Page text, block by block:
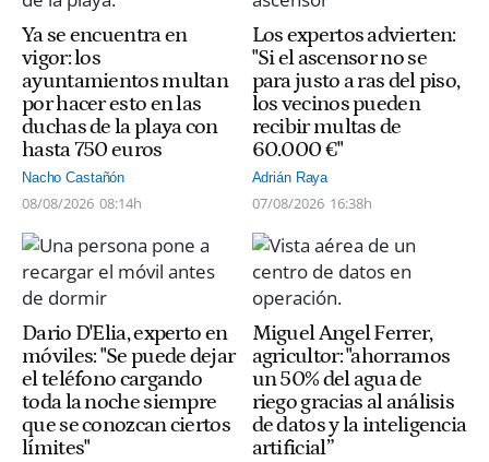
Ya se encuentra en
vigor: los
ayuntamientos multan
por hacer esto en las
duchas de la playa con
hasta 750 euros
Nacho Castañón
08/08/2026 08:14h
Los expertos advierten:
"Si el ascensor no se
para justo a ras del piso,
los vecinos pueden
recibir multas de
60.000 €"
Adrián Raya
07/08/2026 16:38h
Dario D'Elia, experto en
móviles: "Se puede dejar
el teléfono cargando
toda la noche siempre
que se conozcan ciertos
límites"
Miguel Angel Ferrer,
agricultor: "ahorramos
un 50% del agua de
riego gracias al análisis
de datos y la inteligencia
artificial”